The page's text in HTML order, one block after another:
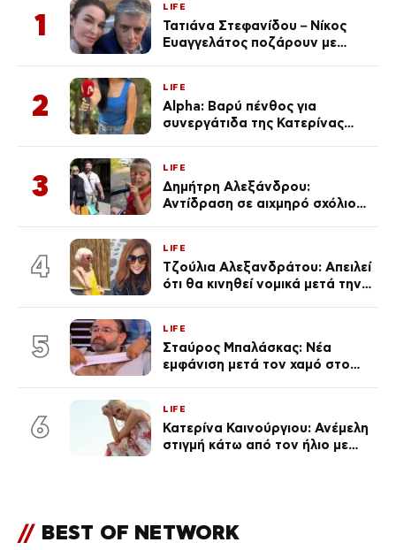
1
LIFE
Τατιάνα Στεφανίδου – Νίκος
Ευαγγελάτος ποζάρουν με
2
LIFE
Alpha: Βαρύ πένθος για
συνεργάτιδα της Κατερίνας
του Θεού»
3
LIFE
Δημήτρη Αλεξάνδρου:
Αντίδραση σε αιχμηρό σχόλιο
4
LIFE
Τζούλια Αλεξανδράτου: Απειλεί
ότι θα κινηθεί νομικά μετά την
5
LIFE
Σταύρος Μπαλάσκας: Νέα
εμφάνιση μετά τον χαμό στο
6
LIFE
Κατερίνα Καινούργιου: Ανέμελη
στιγμή κάτω από τον ήλιο με
// BEST OF NETWORK